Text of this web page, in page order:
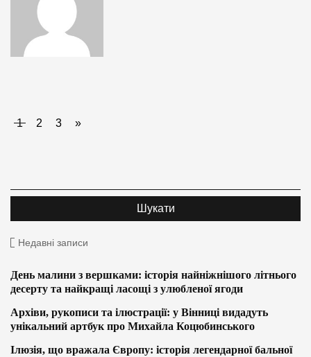
1 2 3 »
Недавні записи
День малини з вершками: історія найніжнішого літнього
десерту та найкращі ласощі з улюбленої ягоди
Архіви, рукописи та ілюстрації: у Вінниці видадуть
унікальний артбук про Михайла Коцюбинського
Ілюзія, що вражала Європу: історія легендарної бальної